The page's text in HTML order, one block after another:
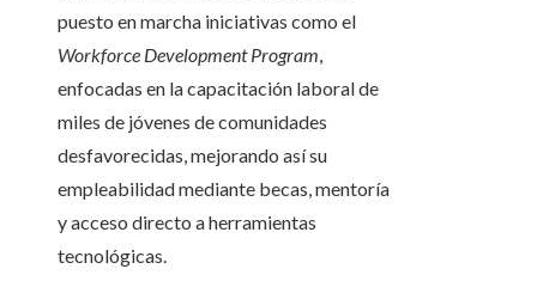
puesto en marcha iniciativas como el
Workforce Development Program
enfocadas en la capacitación laboral de
miles de jóvenes de comunidades
desfavorecidas, mejorando así su
empleabilidad mediante becas, mentoría
y acceso directo a herramientas
tecnológicas.